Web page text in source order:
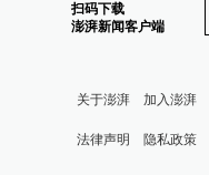
扫码下载
澎湃新闻客户端
关于澎湃 加入澎湃
法律声明 隐私政策